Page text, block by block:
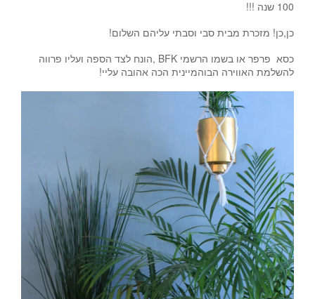
100 שנה !!!
כן,כן! מזכרת מבית סבי וסבתי עליהם השלום!
כסא פרפר או בשמו הרשמי BFK ,הונח לצד הספה ועליו פרווה
להשלמת האווירה הבוהמיינית הכה אהובה עליי!